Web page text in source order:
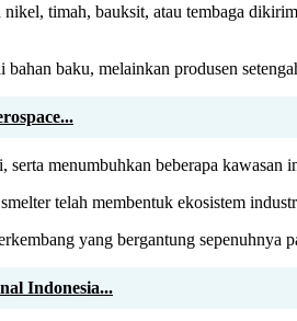
timah, bauksit, atau tembaga
baku, melainkan produsen
menumbuhkan beberapa kawasan
telah membentuk ekosistem
yang bergantung sepenuhnya
Indonesia...